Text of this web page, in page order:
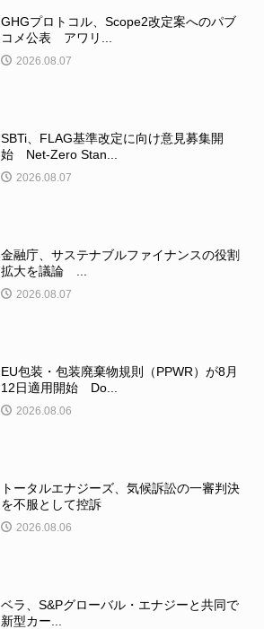
GHGプロトコル、Scope2改定案へのパブ
コメ公表 アワリ...
2026.08.07
SBTi、FLAG基準改定に向け意見募集開
始 Net-Zero Stan...
2026.08.07
金融庁、サステナブルファイナンスの役割
拡大を議論 ...
2026.08.07
EU包装・包装廃棄物規則（PPWR）が8月
12日適用開始 Do...
2026.08.06
トータルエナジーズ、気候訴訟の一審判決
を不服として控訴
2026.08.06
ベラ、S&Pグローバル・エナジーと共同で
新型カー...